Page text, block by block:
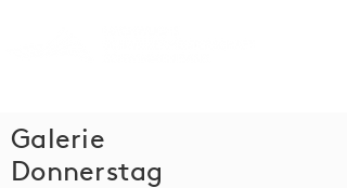
Galerie
Donnerstag